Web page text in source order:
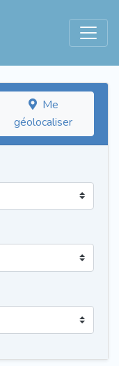
Me
géolocaliser